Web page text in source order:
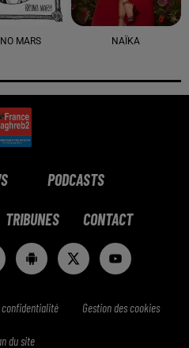
MARS NAÏKA
PODCASTS
TRIBUNES CONTACT
confidentialité Gestion des cookies
du site